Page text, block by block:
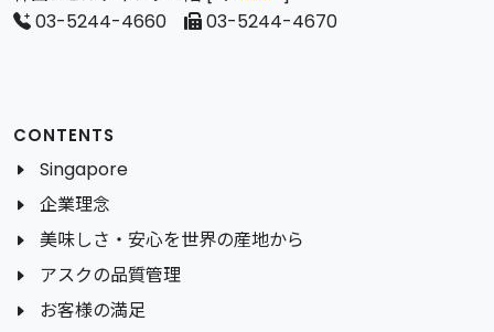
03-5244-4660
03-5244-4670
CONTENTS
Singapore
企業理念
美味しさ・安心を世界の産地から
アスクの品質管理
お客様の満足